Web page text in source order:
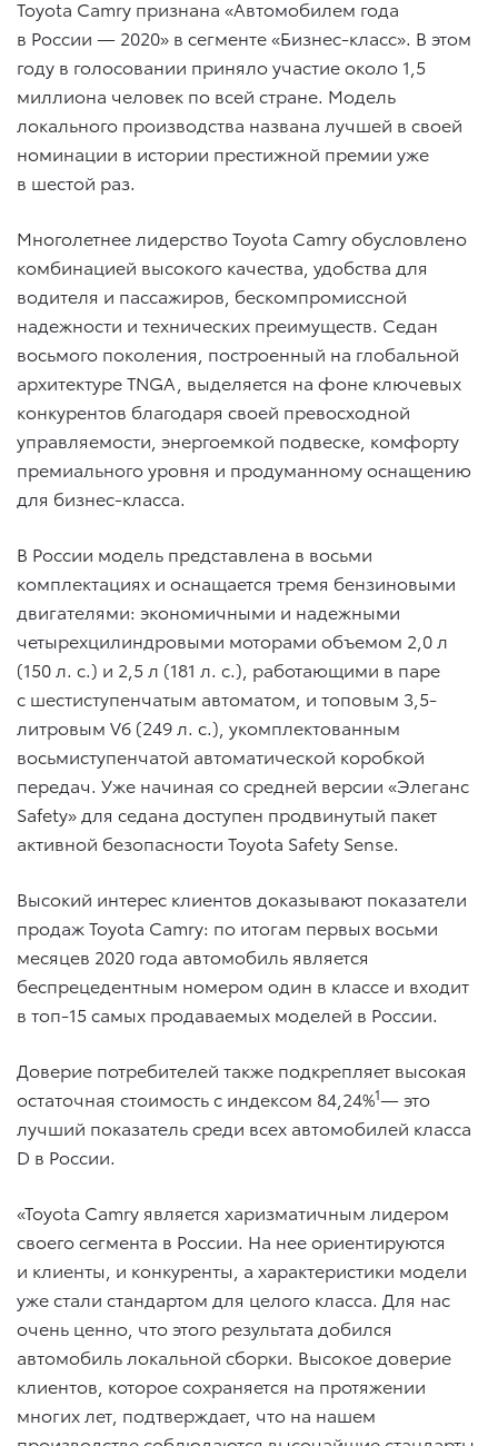
Toyota Camry признана «Автомобилем года
в России — 2020» в сегменте «Бизнес-класс». В этом
году в голосовании приняло участие около 1,5
миллиона человек по всей стране. Модель
локального производства названа лучшей в своей
номинации в истории престижной премии уже
в шестой раз.
Многолетнее лидерство Toyota Camry обусловлено
комбинацией высокого качества, удобства для
водителя и пассажиров, бескомпромиссной
надежности и технических преимуществ. Седан
восьмого поколения, построенный на глобальной
архитектуре TNGA, выделяется на фоне ключевых
конкурентов благодаря своей превосходной
управляемости, энергоемкой подвеске, комфорту
премиального уровня и продуманному оснащению
для бизнес-класса.
В России модель представлена в восьми
комплектациях и оснащается тремя бензиновыми
двигателями: экономичными и надежными
четырехцилиндровыми моторами объемом 2,0 л
(150 л. с.) и 2,5 л (181 л. с.), работающими в паре
с шестиступенчатым автоматом, и топовым 3,5-
литровым V6 (249 л. с.), укомплектованным
восьмиступенчатой автоматической коробкой
передач. Уже начиная со средней версии «Элеганс
Safety» для седана доступен продвинутый пакет
активной безопасности Toyota Safety Sense.
Высокий интерес клиентов доказывают показатели
продаж Toyota Camry: по итогам первых восьми
месяцев 2020 года автомобиль является
беспрецедентным номером один в классе и входит
в топ-15 самых продаваемых моделей в России.
Доверие потребителей также подкрепляет высокая
остаточная стоимость с индексом 84,24%1— это
лучший показатель среди всех автомобилей класса
D в России.
«Toyota Camry является харизматичным лидером
своего сегмента в России. На нее ориентируются
и клиенты, и конкуренты, а характеристики модели
уже стали стандартом для целого класса. Для нас
очень ценно, что этого результата добился
автомобиль локальной сборки. Высокое доверие
клиентов, которое сохраняется на протяжении
многих лет, подтверждает, что на нашем